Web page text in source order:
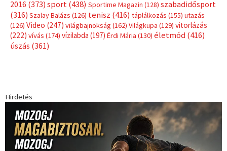
2016 (373) sport(438) Sportime Magazin (128) szabadidősport
(316) Szalay Balázs (126) tenisz (416) táplálkozás (155) utazás
(126) Video (247) világbajnokság (162) Világkupa (129) vitorlázás
(222) vívás (174) vízilabda (197) Érdi Mária (130) életmód(416)
úszás (361)
Hirdetés